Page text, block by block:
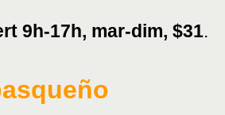
9h-17h, mar-dim, $31.